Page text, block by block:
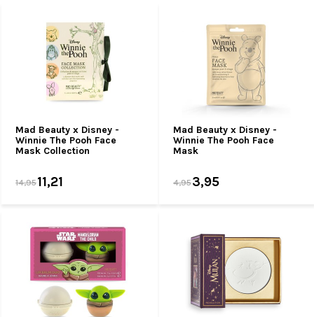
Mad Beauty x Disney -
Winnie The Pooh Face
Mask Collection
14,9511,21
Mad Beauty x Disney -
Winnie The Pooh Face
Mask
4,953,95